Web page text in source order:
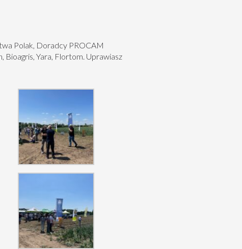
Polak, Doradcy PROCAM
Bioagris, Yara, Flortom. Uprawiasz